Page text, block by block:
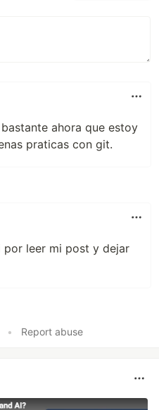
ahora que estoy
praticas con git.
por leer mi post y dejar
• Report abuse